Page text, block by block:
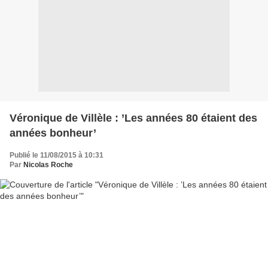
Véronique de Villèle : ’Les années 80 étaient des
années bonheur’
Publié le 11/08/2015 à 10:31
Par Nicolas Roche